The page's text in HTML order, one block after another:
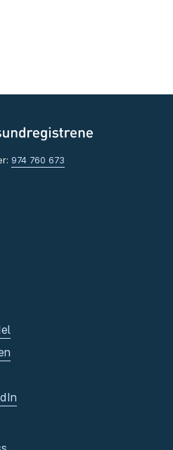
974 760 673